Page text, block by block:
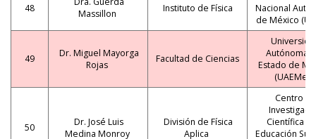
48
Massillon
Instituto de Física
Nacional
de México
49
Dr. Miguel Mayorga
Rojas
Facultad de Ciencias
Autónoma
Estado de
(UAEMex)
50
Dr. José Luis
Medina Monroy
División de Física
Aplica
Centro de
Científica y
Educación